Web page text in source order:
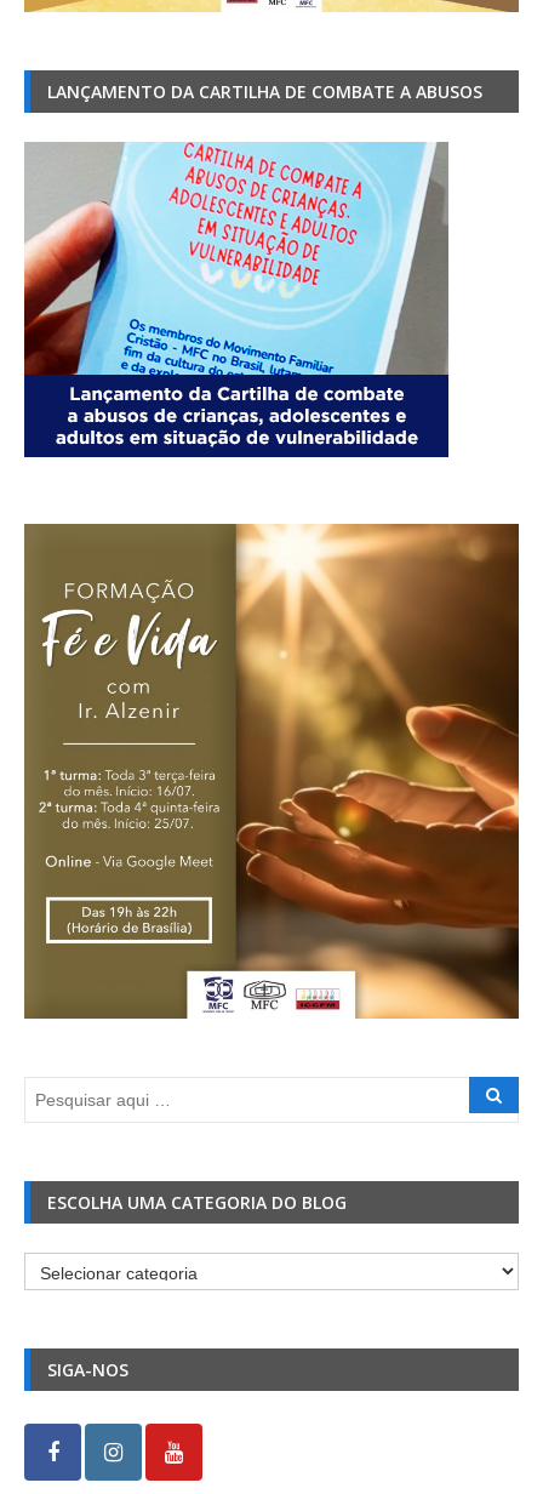
LANÇAMENTO DA CARTILHA DE COMBATE A ABUSOS
ESCOLHA UMA CATEGORIA DO BLOG
Escolha
uma
do
Blog
SIGA-NOS